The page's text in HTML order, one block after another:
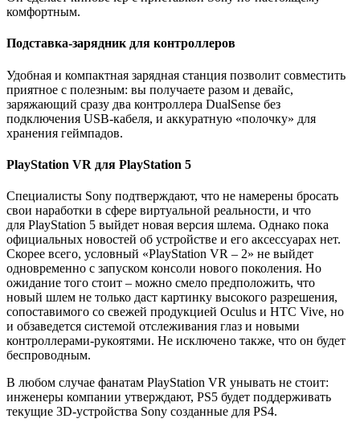
комфортным.
Подставка-зарядник для контроллеров
Удобная и компактная зарядная станция позволит совместить
приятное с полезным: вы получаете разом и девайс,
заряжающий сразу два контроллера DualSense без
подключения USB-кабеля, и аккуратную «полочку» для
хранения геймпадов.
PlayStation VR для PlayStation 5
Специалисты Sony подтверждают, что не намерены бросать
свои наработки в сфере виртуальной реальности, и что
для PlayStation 5 выйдет новая версия шлема. Однако пока
официальных новостей об устройстве и его аксессуарах нет.
Скорее всего, условный «PlayStation VR – 2» не выйдет
одновременно с запуском консоли нового поколения. Но
ожидание того стоит – можно смело предположить, что
новый шлем не только даст картинку высокого разрешения,
сопоставимого со свежей продукцией Oculus и HTC Vive, но
и обзаведется системой отслеживания глаз и новыми
контроллерами-рукоятями. Не исключено также, что он будет
беспроводным.
В любом случае фанатам PlayStation VR унывать не стоит:
инженеры компании утверждают, PS5 будет поддерживать
текущие 3D-устройства Sony созданные для PS4.